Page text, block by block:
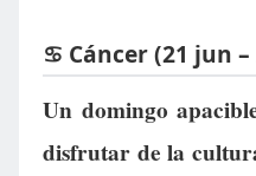
♋ Cáncer (21 jun
Un domingo
disfrutar de la